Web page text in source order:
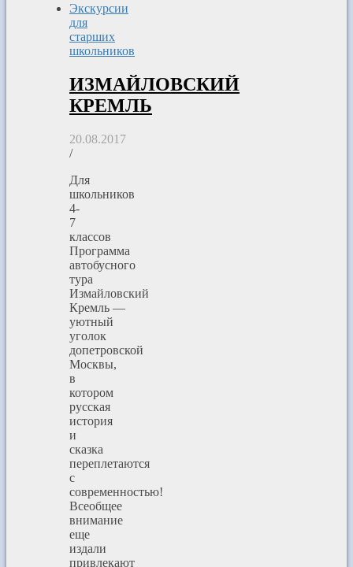
Экскурсии
для
старших
школьников
ИЗМАЙЛОВСКИЙ
КРЕМЛЬ
20.08.2017
/
Для
школьников
4-
7
классов
Программа
автобусного
тура
Измайловский
Кремль —
уютный
уголок
допетровской
Москвы,
в
котором
русская
история
и
сказка
переплетаются
с
современностью!
Всеобщее
внимание
еще
издали
привлекают